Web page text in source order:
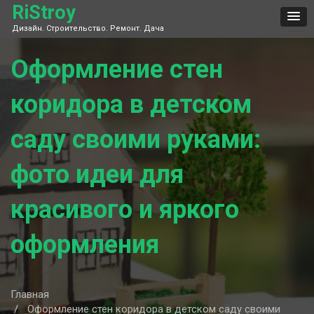
Skip
content
RiStroy
Дизайн. Строительство. Ремонт. Дача
Оформление стен
коридора в детском
саду своими руками:
фото идеи для
красивого и яркого
оформления
Главная
Оформление стен коридора в детском саду своими